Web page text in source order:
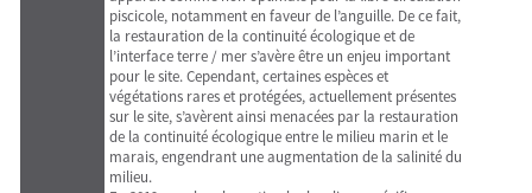
piscicole, notamment en faveur de l’anguille. De ce fait,
la restauration de la continuité écologique et de
l’interface terre / mer s’avère être un enjeu important
pour le site. Cependant, certaines espèces et
végétations rares et protégées, actuellement présentes
sur le site, s’avèrent ainsi menacées par la restauration
de la continuité écologique entre le milieu marin et le
marais, engendrant une augmentation de la salinité du
milieu.